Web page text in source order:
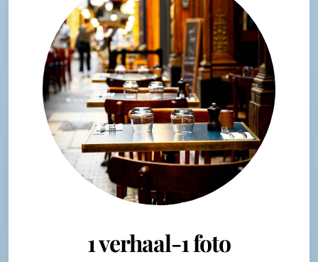
1 verhaal-1 foto